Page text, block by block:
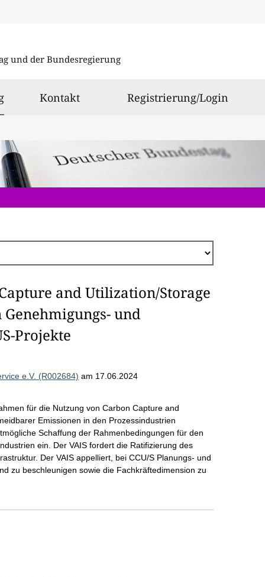
und der Bundesregierung
ausgewählt
Kontakt Registrierung/Login
and Utilization/Storage
Genehmigungs- und
Projekte
e.V. (R002684) am 17.06.2024
für die Nutzung von Carbon Capture and
Emissionen in den Prozessindustrien
Schaffung der Rahmenbedingungen für den
ein. Der VAIS fordert die Ratifizierung des
Der VAIS appelliert, bei CCU/S Planungs- und
zu beschleunigen sowie die Fachkräftedimension zu